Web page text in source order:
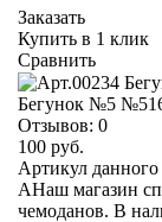
Заказать
Купить в 1 клик
Сравнить
Бегунок №5
Отзывов: 0
100 руб.
Артикул
АНаш магазин
чемоданов. В